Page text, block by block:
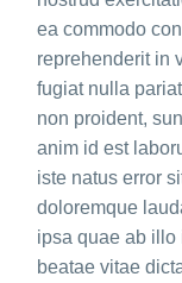
ea commodo
reprehenderit in
fugiat nulla
non proident,
anim id est
iste natus error
doloremque
ipsa quae ab
beatae vitae